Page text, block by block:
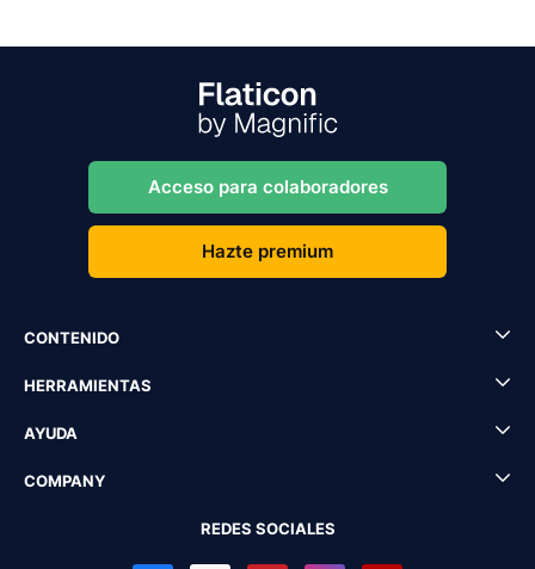
Acceso para colaboradores
Hazte premium
CONTENIDO
HERRAMIENTAS
AYUDA
COMPANY
REDES SOCIALES